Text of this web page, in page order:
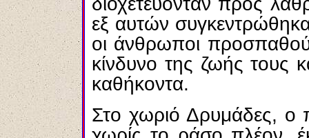
εξ αυτών
οι άνθρωποι
κίνδυνο της ζωής τους
καθήκοντα.
Στο χωριό Δρυμάδες, ο